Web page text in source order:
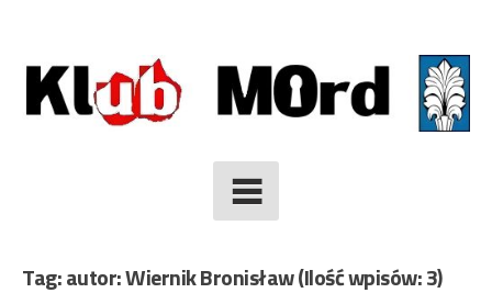
to
content
Tag: autor: Wiernik Bronisław(Ilość wpisów: 3)